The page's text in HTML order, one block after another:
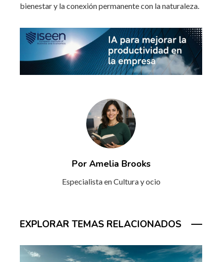
bienestar y la conexión permanente con la naturaleza.
Por Amelia Brooks
Especialista en Cultura y ocio
EXPLORAR TEMAS RELACIONADOS